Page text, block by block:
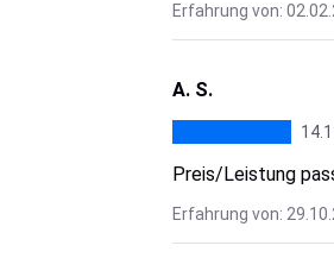
Erfahrung von:
A. S.
Preis/Leistung
Erfahrung von: